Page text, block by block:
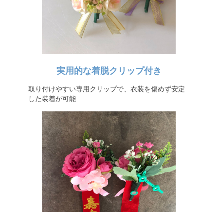
実用的な着脱クリップ付き
取り付けやすい専用クリップで、衣装を傷めず安定
した装着が可能